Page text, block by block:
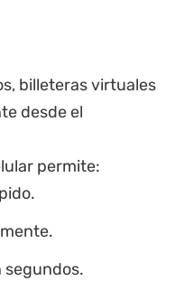
billeteras virtuales
desde el
permite:
segundos.